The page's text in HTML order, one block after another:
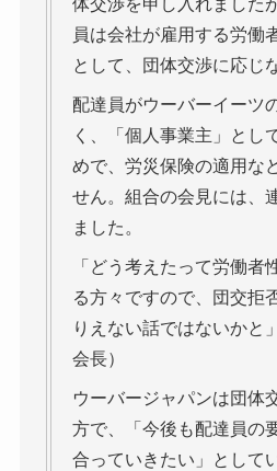
体交渉を申し入れました
員は会社が雇用する労働
として、団体交渉に応じ
配達員がウーバーイーツ
く、「個人事業主」とし
めで、労災保険の適用な
せん。組合の会見には、
ました。
「どう考えたって労働者
る方々ですので、団交拒
りえない話ではないかと
会長）
ウーバージャパンは団体
方で、「今後も配達員の
合っていきたい」として